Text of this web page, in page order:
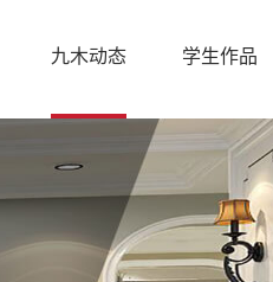
九木动态 学生作品